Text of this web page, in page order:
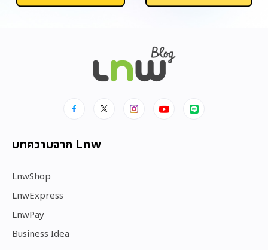
บทความจาก Lnw
LnwShop
LnwExpress
LnwPay
Business Idea